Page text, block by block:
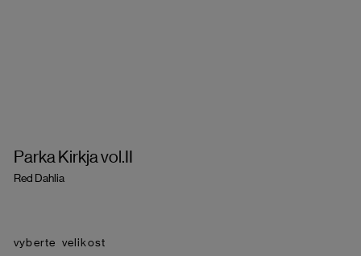
Parka Kirkja vol.II
Red Dahlia
velikost